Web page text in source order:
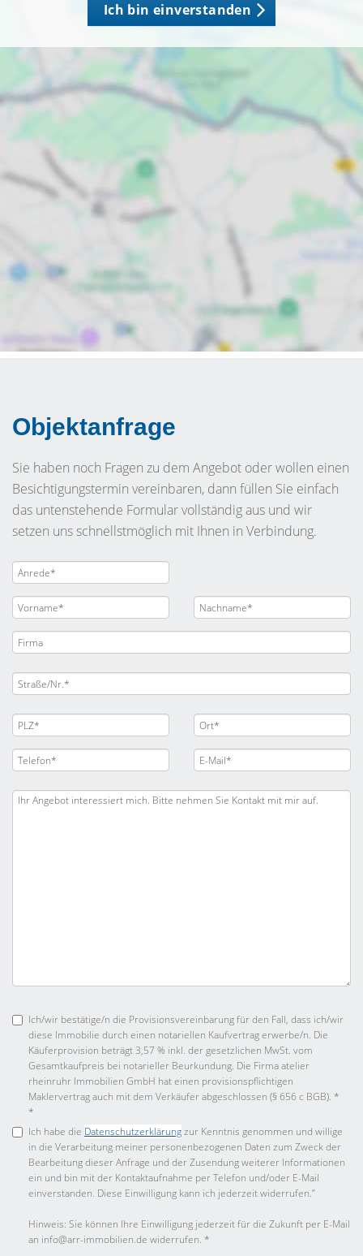
Ich bin einverstanden
Objektanfrage
Sie haben noch Fragen zu dem Angebot oder wollen einen
Besichtigungstermin vereinbaren, dann füllen Sie einfach
das untenstehende Formular vollständig aus und wir
setzen uns schnellstmöglich mit Ihnen in Verbindung.
Ich/wir bestätige/n die Provisionsvereinbarung für den Fall, dass ich/wir
diese Immobilie durch einen notariellen Kaufvertrag erwerbe/n. Die
Käuferprovision beträgt 3,57 % inkl. der gesetzlichen MwSt. vom
Gesamtkaufpreis bei notarieller Beurkundung. Die Firma atelier
rheinruhr Immobilien GmbH hat einen provisionspflichtigen
Maklervertrag auch mit dem Verkäufer abgeschlossen (§ 656 c BGB). *
*
Ich habe die Datenschutzerklärungzur Kenntnis genommen und willige
in die Verarbeitung meiner personenbezogenen Daten zum Zweck der
Bearbeitung dieser Anfrage und der Zusendung weiterer Informationen
ein und bin mit der Kontaktaufnahme per Telefon und/oder E-Mail
einverstanden. Diese Einwilligung kann ich jederzeit widerrufen.”
Hinweis: Sie können Ihre Einwilligung jederzeit für die Zukunft per E-Mail
an info@arr-immobilien.de widerrufen. *